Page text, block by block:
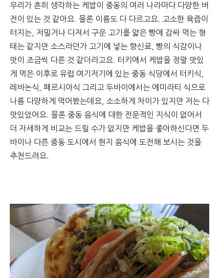
우리가 흔히 생각하는 케밥이 중동의 여러 나라마다 다양한 버
전이 있는 것 같아요. 물론 이름도 다 다르고요. 고소한 육즙이
터지는, 저밀거나 다져서 구운 고기를 얇은 빵에 감싸 먹는 형
태는 같지만 소스라던가 고기에 넣는 향신료, 빵의 식감이나
맛이 조금씩 다른 것 같더라고요. 터키에서 케밥을 정말 맛있
게 먹은 이후로 유럽 여기저기에 있는 중동 식당에서 터키식,
레바논식, 페르시아식 그리고 두바이에서는 에미라티 식으로
나름 다양하게 먹어봤는데요, 소소하게 차이가 있지만 저는 다
맛있었어요. 물론 중동 음식에 대한 전문적인 지식이 없어서
더 자세하게 비교는 드릴 수가 없지만 케밥을 좋아하신다면 두
바이나 다른 중동 도시에서 현지 음식에 도전해 보시는 것을
추천드려요.